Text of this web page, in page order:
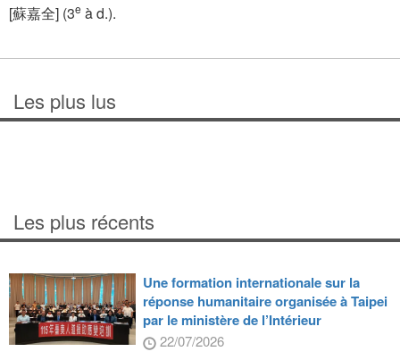
[蘇嘉全] (3e à d.).
Les plus lus
Les plus récents
Une formation internationale sur la
réponse humanitaire organisée à Taipei
par le ministère de l’Intérieur
22/07/2026